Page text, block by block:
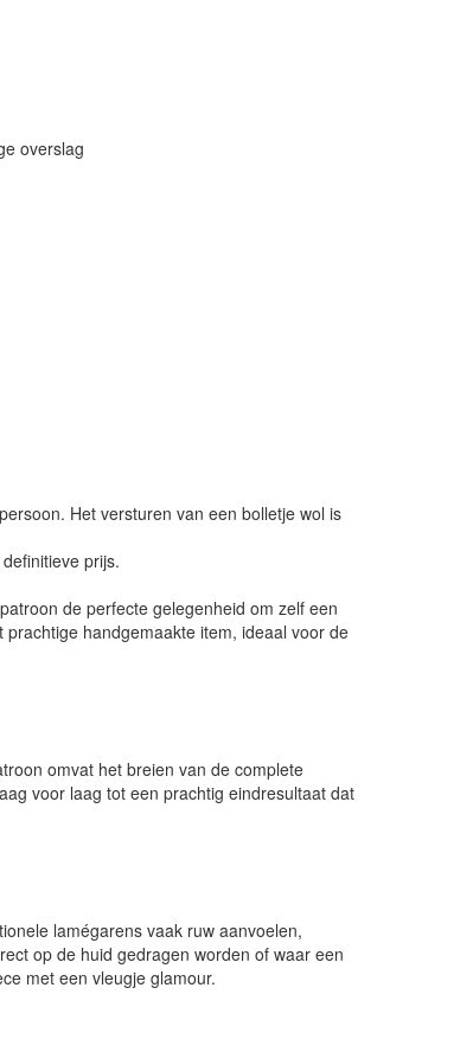
overslag
Het versturen van een bolletje wol is
prijs.
de perfecte gelegenheid om zelf een
handgemaakte item, ideaal voor de
omvat het breien van de complete
voor laag tot een prachtig eindresultaat dat
lamégarens vaak ruw aanvoelen,
op de huid gedragen worden of waar een
met een vleugje glamour.